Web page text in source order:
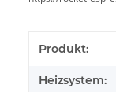
Wert
Produkt:
Heizsystem: